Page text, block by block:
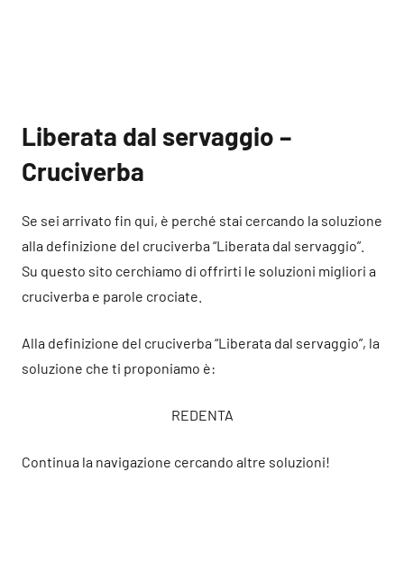
Liberata dal servaggio –
Cruciverba
Se sei arrivato fin qui, è perché stai cercando la soluzione
alla definizione del cruciverba “Liberata dal servaggio”.
Su questo sito cerchiamo di offrirti le soluzioni migliori a
cruciverba e parole crociate.
Alla definizione del cruciverba “Liberata dal servaggio”, la
soluzione che ti proponiamo è:
REDENTA
Continua la navigazione cercando altre soluzioni!